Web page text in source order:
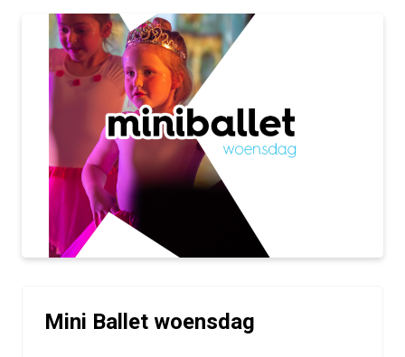
Mini Ballet woensdag